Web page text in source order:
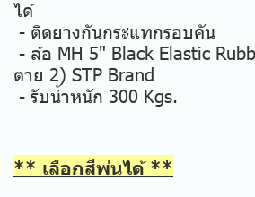
ได้
- ติดยางกันกระแทกรอบคัน
- ล้อ MH 5" Black Elastic
ตาย 2) STP Brand
- รับน้ำหนัก 300 Kgs.
** เลือกสีพ่นได้ **